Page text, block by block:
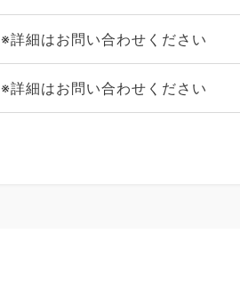
※詳細はお問い合わせください
※詳細はお問い合わせください